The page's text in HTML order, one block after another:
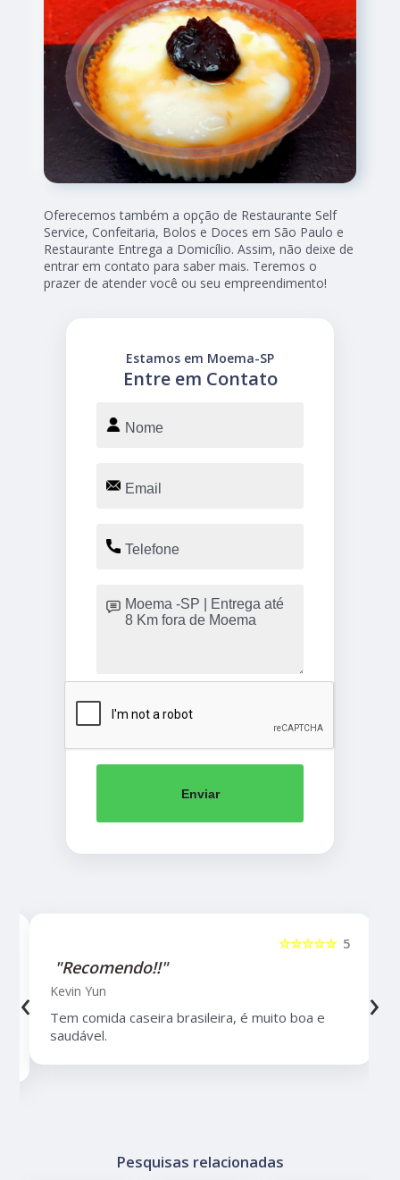
Oferecemos também a opção de Restaurante Self
Service, Confeitaria, Bolos e Doces em São Paulo e
Restaurante Entrega a Domicílio. Assim, não deixe de
entrar em contato para saber mais. Teremos o
prazer de atender você ou seu empreendimento!
Entre em Contato
Estamos em Moema-SP
Enviar
5
☆☆☆☆☆
"Recomendo!!"
Kevin Yun
Tem comida caseira brasileira, é muito boa e
saudável.
‹ ›
Pesquisas relacionadas